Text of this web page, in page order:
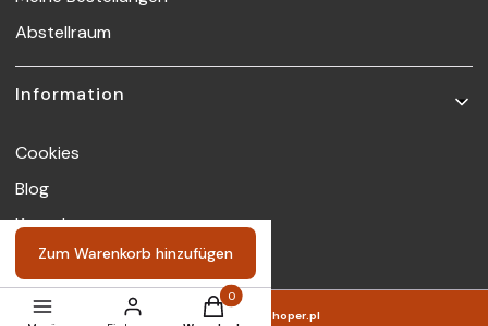
Abstellraum
Information
Cookies
Blog
Kontakt
Sklep internetowy Shoper.pl
Zum Warenkorb hinzufügen
Produkte im Warenkorb: 0. Details